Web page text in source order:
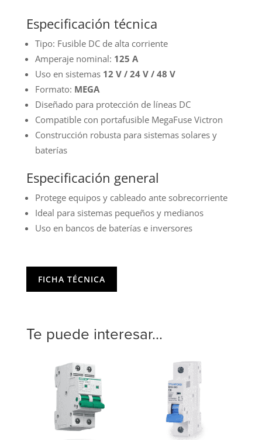
125
cantidad
Especificación técnica
Tipo: Fusible DC de alta corriente
Amperaje nominal: 125 A
Uso en sistemas 12 V / 24 V / 48 V
Formato: MEGA
Diseñado para protección de líneas DC
Compatible con portafusible MegaFuse Victron
Construcción robusta para sistemas solares y
baterías
Especificación general
Protege equipos y cableado ante sobrecorriente
Ideal para sistemas pequeños y medianos
Uso en bancos de baterías e inversores
FICHA TÉCNICA
Te puede interesar...